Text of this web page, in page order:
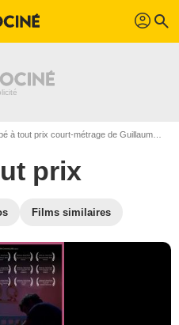
profil search
à tout prix court-métrage de Guillaume Clicquot
prix
Films similaires